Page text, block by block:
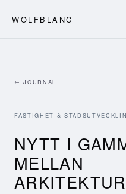
WOLFBLANC
← JOURNAL
FASTIGHET &
NYTT I
MELLAN